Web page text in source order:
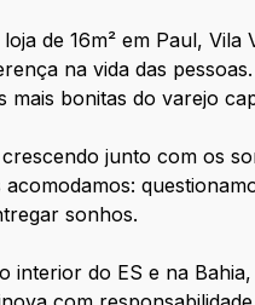
de 16m² em Paul,
na vida das
bonitas do varejo
junto com os
sonhos.
interior do ES e na